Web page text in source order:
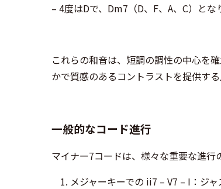
– 4度はDで、Dm7（D、F、A、C）とな
これらの和音は、短調の調性の中心を
かで質感のあるコントラストを提供する
一般的なコード進行
マイナー7コードは、様々な重要な進行
メジャーキーでの ii7 – V7 – I：ジ